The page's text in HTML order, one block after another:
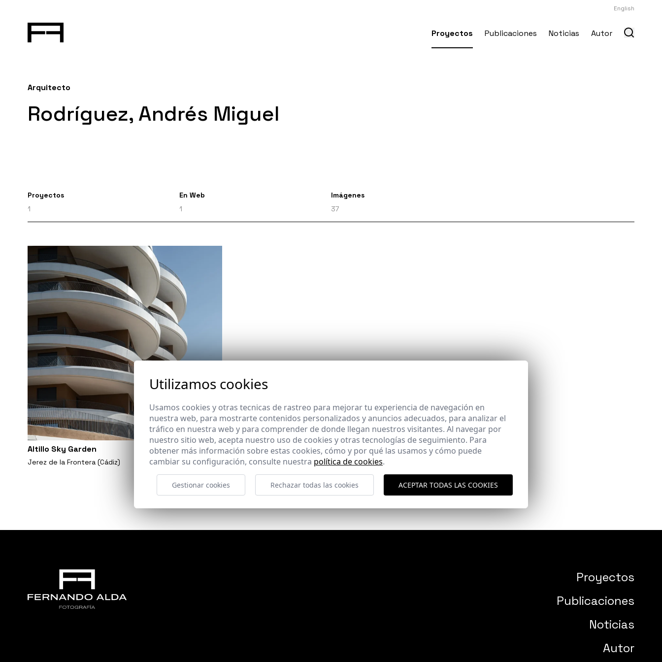
English
Proyectos Publicaciones Noticias Autor
Arquitecto
Rodríguez, Andrés Miguel
Proyectos
1
En Web
1
Imágenes
37
Altillo Sky Garden
Jerez de la Frontera (Cádiz)
Proyectos
Publicaciones
Noticias
Autor
Utilizamos cookies
Usamos cookies y otras tecnicas de rastreo para mejorar tu experiencia de navegación en
nuestra web, para mostrarte contenidos personalizados y anuncios adecuados, para analizar el
tráfico en nuestra web y para comprender de donde llegan nuestros visitantes. Al navegar por
nuestro sitio web, acepta nuestro uso de cookies y otras tecnologías de seguimiento. Para
obtener más información sobre estas cookies, cómo y por qué las usamos y cómo puede
cambiar su configuración, consulte nuestra política de cookies.
Gestionar cookies Rechazar todas las cookies ACEPTAR TODAS LAS COOKIES